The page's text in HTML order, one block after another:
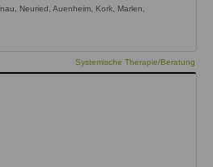
Neuried, Auenheim, Kork, Marlen,
Systemische Therapie/Beratung